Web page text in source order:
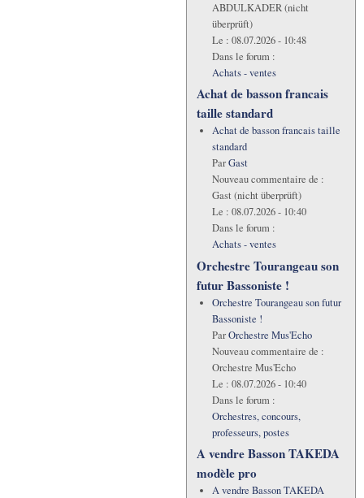
ABDULKADER (nicht
überprüft)
Le : 08.07.2026 - 10:48
Dans le forum :
Achats - ventes
Achat de basson francais
taille standard
Achat de basson francais taille
standard
ParGast
Nouveau commentaire de :
Gast (nicht überprüft)
Le : 08.07.2026 - 10:40
Dans le forum :
Achats - ventes
Orchestre Tourangeau son
futur Bassoniste !
Orchestre Tourangeau son futur
Bassoniste !
ParOrchestre Mus'Echo
Nouveau commentaire de :
Orchestre Mus'Echo
Le : 08.07.2026 - 10:40
Dans le forum :
Orchestres, concours,
professeurs, postes
A vendre Basson TAKEDA
modèle pro
A vendre Basson TAKEDA